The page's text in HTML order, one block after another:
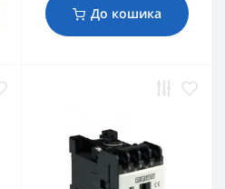
До кошика